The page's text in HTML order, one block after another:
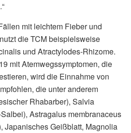
mit leichtem Fieber und
die TCM beispielsweise
und Atractylodes-Rhizome.
mit Atemwegssymptomen, die
wird die Einnahme von
die unter anderem
Rhabarber), Salvia
Astragalus membranaceus
Japanisches Geißblatt, Magnolia